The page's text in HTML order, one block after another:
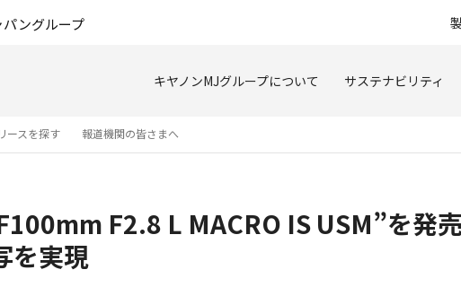
ングループ
キヤノンMJグループについて サステナビリティ
ースを探す 報道機関の皆さまへ
F2.8 L MACRO IS USM”を発
を実現